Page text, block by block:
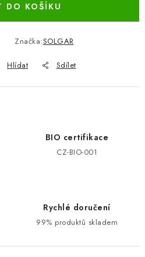
DO KOŠÍKU
Značka:SOLGAR
Hlídat Sdílet
BIO certifikace
CZ-BIO-001
Rychlé doručení
99% produktů skladem